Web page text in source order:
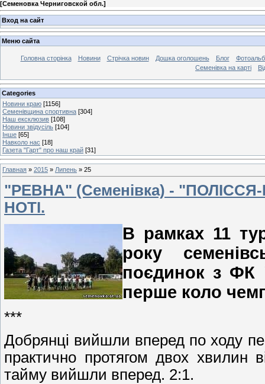
[Семеновка Черниговской обл.]
Вход на сайт
Меню сайта
Головна сторінка Новини Стрічка новин Дошка оголошень Блог
Семенівка на карті
Categories
Новини краю [1156]
Семенівщина спортивна [304]
Наш ексклюзив [108]
Новини звідусіль [104]
Інше [65]
Навколо нас [18]
Газета "Гарт" про наш край [31]
Главная » 2015 » Липень » 25
"РЕВНА" (Семенівка) -
НОТІ.
В рамках 11
року
поєдинок з ФК
перше коло
***
Добрянці вийшли вперед по ходу
практично протягом двох хвилин
тайму вийшли вперед. 2:1.